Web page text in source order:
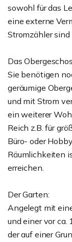
sowohl für das
eine externe
Stromzähler
Das
Sie benötigen
geräumige
und mit Strom
ein weiterer
Reich z.B. für
Büro- oder
Räumlichkeiten
erreichen.
Der Garten:
Angelegt mit
und einer vor
der auf einer